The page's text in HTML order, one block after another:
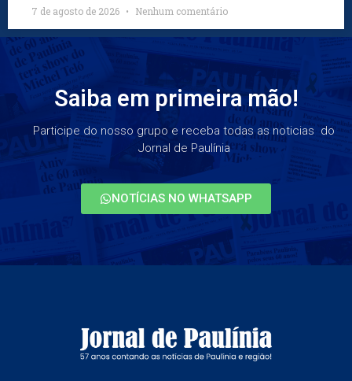
7 de agosto de 2026 Nenhum comentário
Saiba em primeira mão!
Participe do nosso grupo e receba todas as noticias do
Jornal de Paulínia
NOTÍCIAS NO WHATSAPP